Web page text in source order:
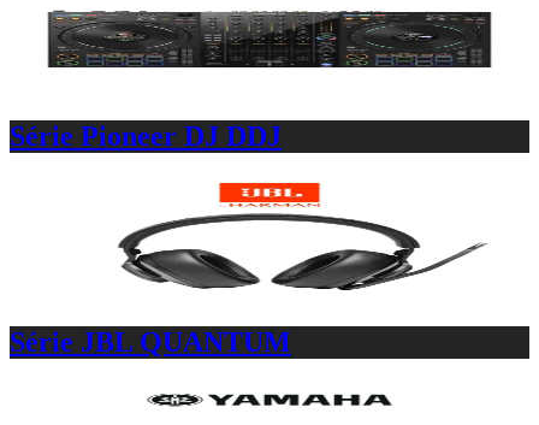
Série Pioneer DJ DDJ
Série JBL QUANTUM